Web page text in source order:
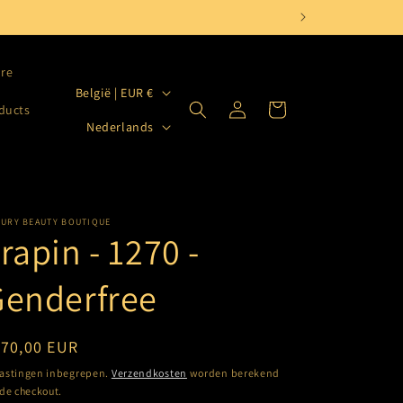
r
e
i
o
België | EUR €
Nederlands
InloggenWinkelwagen
BEAUTY BOUTIQUE
- 1270 -
EUR
inbegrepen. Verzendkosten worden berekend
checkout.